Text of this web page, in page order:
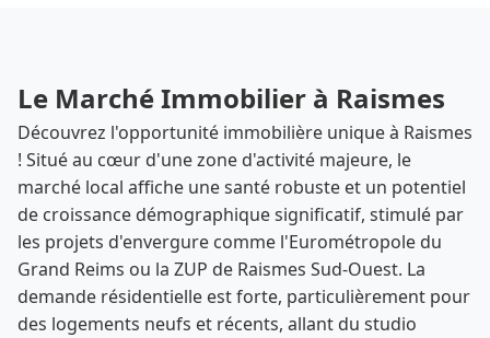
Le Marché Immobilier à Raismes
Découvrez l'opportunité immobilière unique à Raismes
! Situé au cœur d'une zone d'activité majeure, le
marché local affiche une santé robuste et un potentiel
de croissance démographique significatif, stimulé par
les projets d'envergure comme l'Eurométropole du
Grand Reims ou la ZUP de Raismes Sud-Ouest. La
demande résidentielle est forte, particulièrement pour
des logements neufs et récents, allant du studio